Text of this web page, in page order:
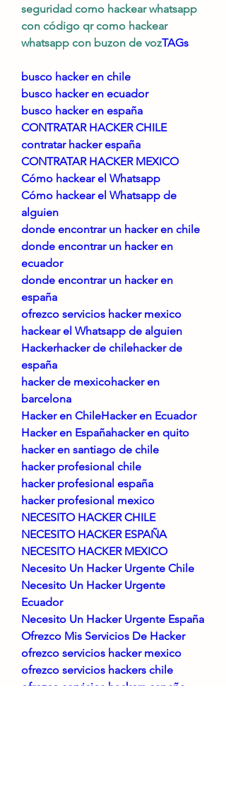
seguridad como hackear whatsapp
con código qr como hackear
whatsapp con buzon de vozTAGs
busco hacker en chile
busco hacker en ecuador
busco hacker en españa
CONTRATAR HACKER CHILE
contratar hacker españa
CONTRATAR HACKER MEXICO
Cómo hackear el Whatsapp
Cómo hackear el Whatsapp de
alguien
donde encontrar un hacker en chile
donde encontrar un hacker en
ecuador
donde encontrar un hacker en
españa
ofrezco servicios hacker mexico
hackear el Whatsapp de alguien
Hackerhacker de chilehacker de
españa
hacker de mexicohacker en
barcelona
Hacker en ChileHacker en Ecuador
Hacker en Españahacker en quito
hacker en santiago de chile
hacker profesional chile
hacker profesional españa
hacker profesional mexico
NECESITO HACKER CHILE
NECESITO HACKER ESPAÑA
NECESITO HACKER MEXICO
Necesito Un Hacker Urgente Chile
Necesito Un Hacker Urgente
Ecuador
Necesito Un Hacker Urgente España
Ofrezco Mis Servicios De Hacker
ofrezco servicios hacker mexico
ofrezco servicios hackers chile
ofrezco servicios hackers españa